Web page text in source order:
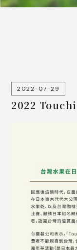
2022-07-29
2022